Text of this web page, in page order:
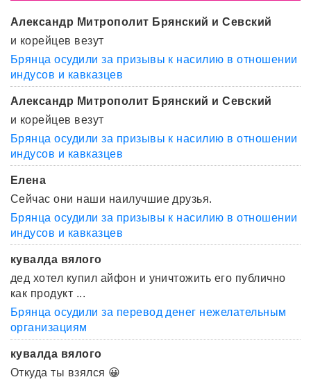
Александр Митрополит Брянский и Севский
и корейцев везут
Брянца осудили за призывы к насилию в отношении
индусов и кавказцев
Александр Митрополит Брянский и Севский
и корейцев везут
Брянца осудили за призывы к насилию в отношении
индусов и кавказцев
Елена
Сейчас они наши наилучшие друзья.
Брянца осудили за призывы к насилию в отношении
индусов и кавказцев
кувалда вялого
дед хотел купил айфон и уничтожить его публично
как продукт ...
Брянца осудили за перевод денег нежелательным
организациям
кувалда вялого
Откуда ты взялся 😀